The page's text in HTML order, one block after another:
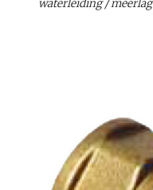
waterleiding /